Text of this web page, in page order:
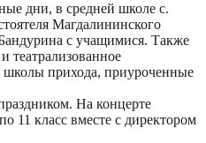
дни, в средней школе с.
Магдалининского
с учащимися. Также
театрализованное
школы прихода, приуроченные
На концерте
11 класс вместе с директором